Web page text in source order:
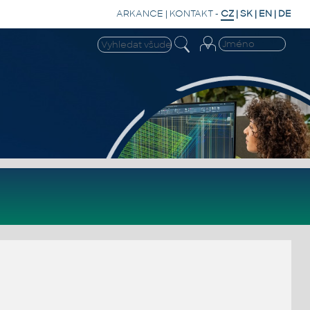
ARKANCE | KONTAKT- CZ |SK | EN | DE